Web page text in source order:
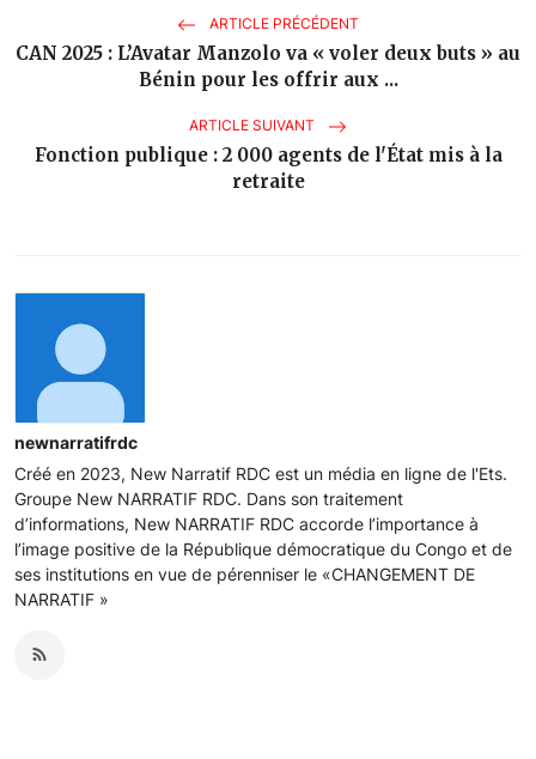
ARTICLE PRÉCÉDENT
CAN 2025 : L’Avatar Manzolo va « voler deux buts » au
Bénin pour les offrir aux ...
ARTICLE SUIVANT
Fonction publique : 2 000 agents de l'État mis à la
retraite
newnarratifrdc
Créé en 2023, New Narratif RDC est un média en ligne de l'Ets.
Groupe New NARRATIF RDC. Dans son traitement
d’informations, New NARRATIF RDC accorde l’importance à
l’image positive de la République démocratique du Congo et de
ses institutions en vue de pérenniser le «CHANGEMENT DE
NARRATIF »